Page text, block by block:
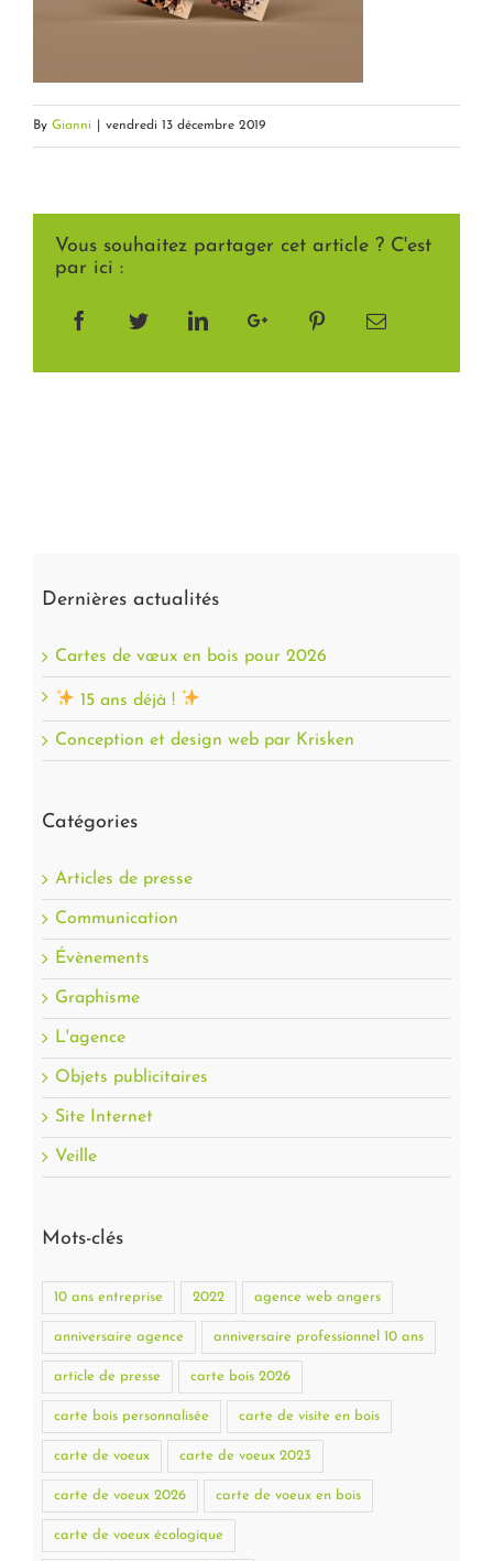
By Gianni vendredi 13 décembre 2019
Vous souhaitez partager cet article ? C'est
par ici :
FacebookTwitterLinkedInGoogle+ PinterestEmail
Dernières actualités
Cartes de vœux en bois pour 2026
15 ans déjà !
Conception et design web par Krisken
Catégories
Articles de presse
Communication
Évènements
Graphisme
L'agence
Objets publicitaires
Site Internet
Veille
Mots-clés
10 ans entreprise 2022 agence web angers
anniversaire agence anniversaire professionnel 10 ans
article de presse carte bois 2026
carte bois personnalisée carte de visite en bois
carte de voeux carte de voeux 2023
carte de voeux 2026 carte de voeux en bois
carte de voeux écologique